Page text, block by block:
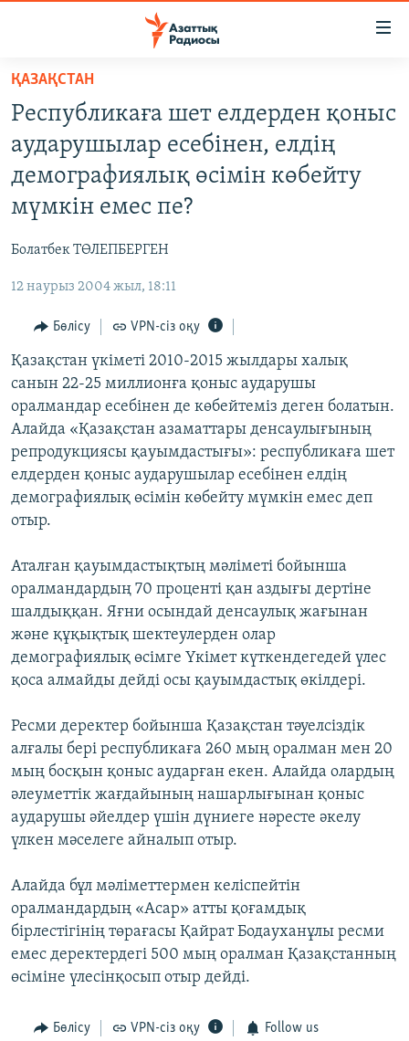
Skip
main
content
Skip
to
main
Skip
to
ЖАҢАЛЫҚТАР
САЯСАТ
AZATTYQTV
ҚАҢТАР ОҚИҒАСЫ
ӘЛЕМ
АРНАЙЫ ЖОБАЛАР
Русский
ЖАЗЫЛЫҢЫЗ
Басқа тілдерде
ҚАЗАҚСТАН
Pеспубликаға шет елдерден қоныс
аударушылар есебінен, елдің
демографиялық өсімін көбейту
мүмкін емес пе?
Болатбек ТӨЛЕПБЕРГЕН
12 наурыз 2004 жыл, 18:11
Бөлісу VPN-сіз оқу
Қазақстан үкіметі 2010-2015 жылдары халық
санын 22-25 миллионға қоныс аударушы
оралмандар есебінен де көбейтеміз деген болатын.
Алайда «Қазақстан азаматтары денсаулығының
репродукциясы қауымдастығы»: республикаға шет
елдерден қоныс аударушылар есебінен елдің
демографиялық өсімін көбейту мүмкін емес деп
отыр.
Аталған қауымдастықтың мәліметі бойынша
оралмандардың 70 проценті қан аздығы дертіне
шалдыққан. Яғни осындай денсаулық жағынан
және құқықтық шектеулерден олар
демографиялық өсімге Үкімет күткендегедей үлес
қоса алмайды дейді осы қауымдастық өкілдері.
Ресми деректер бойынша Қазақстан тәуелсіздік
алғалы бері республикаға 260 мың оралман мен 20
мың босқын қоныс аударған екен. Алайда олардың
әлеуметтік жағдайының нашарлығынан қоныс
аударушы әйелдер үшін дүниеге нәресте әкелу
үлкен мәселеге айналып отыр.
Алайда бұл мәліметтермен келіспейтін
оралмандардың «Асар» атты қоғамдық
бірлестігінің төрағасы Қайрат Бодауханұлы ресми
емес деректердегі 500 мың оралман Қазақстанның
өсіміне үлесінқосып отыр дейді.
Бөлісу VPN-сіз оқу Follow us